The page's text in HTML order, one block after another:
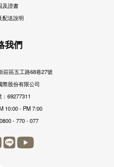
及證書
配送說明
我們
莊區五工路68巷27號
際股份有限公司
69277311
10:00 - PM 7:00
- 770 - 077